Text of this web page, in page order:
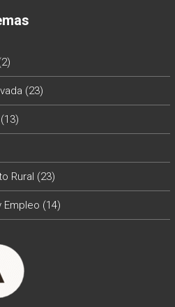
(23)
(13)
Rural (23)
Empleo (14)